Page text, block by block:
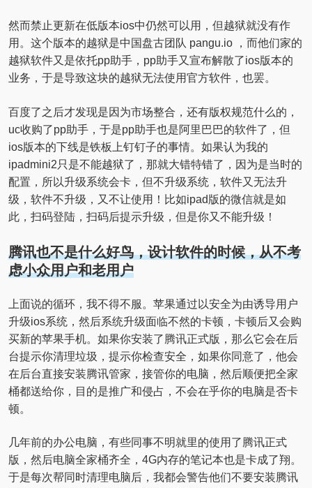
然而禁止更新在低版本ios中仍然可以用，但越狱就没有作
用。这个版本的越狱是中国盘古团队 pangu.io ，而他们家的
越狱软件又是依托pp助手，pp助手又宣布解散了ios版本的
业务，于是导致这块的越狱无法使用官方软件，也罢。
百度了之后才发现是因为市场整合，还有版权规范什么的，
uc收购了pp助手，于是pp助手也是阿里巴巴的软件了，但
ios版本的下线是铁板上钉钉子的事情。如果认为我的
ipadmini2只是不能越狱了，那就大错特错了，因为是当时的
配置，所以升级系统会卡，但不升级系统，软件又无法升
级，软件不升级，又不让使用！比如ipad版的微信就是如
此，扫码登陆，扫码后提示升级，但是你又不能升级！
腾讯也不是什么好鸟，设计软件的时候，从不考
虑小众用户和老用户
上面说的循环，我不得不服。苹果通过以安全为由诱导用户
升级ios系统，然后系统升级面临不然的卡顿，卡顿后又会购
买新的苹果手机。如果你安装了腾讯正式版，那么它会在后
台提示你清理垃圾，提示你检查安全，如果你同意了，他会
在后台直接安装腾讯管家，接管你的电脑，然后顺便把全家
桶都送给你，目的是推广和侵占，不会在乎你的电脑是否卡
顿。
几年前的办公电脑，有些同事不明就里的使用了腾讯正式
版，然后电脑全家桶齐全，4G内存的笔记本也是卡成了翔。
于是每次帮同时清理电脑后，我都会警告他们不要安装腾讯